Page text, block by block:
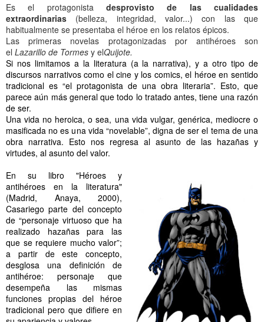
Es el protagonista desprovisto de las cualidades
extraordinarias (belleza, integridad, valor...) con las que
habitualmente se presentaba el héroe en los relatos épicos.
Las primeras novelas protagonizadas por antihéroes son
el Lazarillo de Tormes y elQuijote.
Si nos limitamos a la literatura (a la narrativa), y a otro tipo de
discursos narrativos como el cine y los comics, el héroe en sentido
tradicional es “el protagonista de una obra literaria”. Esto, que
parece aún más general que todo lo tratado antes, tiene una razón
de ser.
Una vida no heroica, o sea, una vida vulgar, genérica, mediocre o
masificada no es una vida “novelable”, digna de ser el tema de una
obra narrativa. Esto nos regresa al asunto de las hazañas y
virtudes, al asunto del valor.
En su libro "Héroes y
antihéroes en la literatura"
(Madrid, Anaya, 2000),
Casariego parte del concepto
de “personaje virtuoso que ha
realizado hazañas para las
que se requiere mucho valor”;
a partir de este concepto,
desglosa una definición de
antihéroe: personaje que
desempeña las mismas
funciones propias del héroe
tradicional pero que difiere en